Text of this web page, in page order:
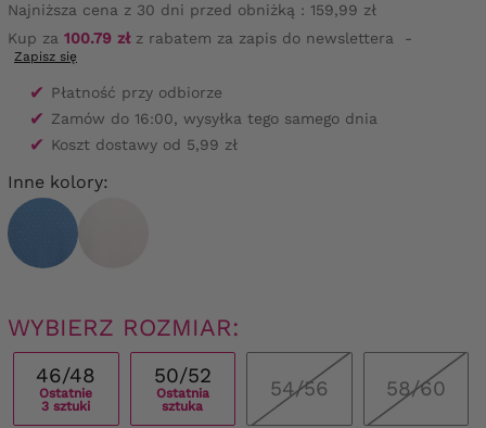
Najniższa cena z 30 dni przed obniżką : 159,99 zł
Kup za 100.79 złz rabatem za zapis do newslettera -
Zapisz się
✔ Płatność przy odbiorze
✔ Zamów do 16:00, wysyłka tego samego dnia
✔ Koszt dostawy od 5,99 zł
Inne kolory:
WYBIERZ ROZMIAR:
46/48
Ostatnie
3 sztuki
50/52
Ostatnia
sztuka
54/56 58/60